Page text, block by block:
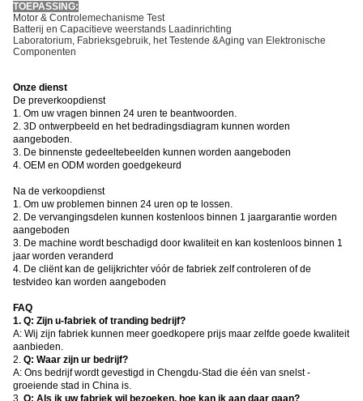
TOEPASSING:
Motor & Controlemechanisme Test
Batterij en Capacitieve weerstands Laadinrichting
Laboratorium, Fabrieksgebruik, het Testende &Aging van Elektronische
Componenten
Onze dienst
De preverkoopdienst
1. Om uw vragen binnen 24 uren te beantwoorden.
2. 3D ontwerpbeeld en het bedradingsdiagram kunnen worden
aangeboden.
3. De binnenste gedeeltebeelden kunnen worden aangeboden
4. OEM en ODM worden goedgekeurd
Na de verkoopdienst
1. Om uw problemen binnen 24 uren op te lossen.
2. De vervangingsdelen kunnen kostenloos binnen 1 jaargarantie worden
aangeboden
3. De machine wordt beschadigd door kwaliteit en kan kostenloos binnen 1
jaar worden veranderd
4. De cliënt kan de gelijkrichter vóór de fabriek zelf controleren of de
testvideo kan worden aangeboden
FAQ
1. Q: Zijn u-fabriek of tranding bedrijf?
A: Wij zijn fabriek kunnen meer goedkopere prijs maar zelfde goede kwaliteit
aanbieden.
2. Q: Waar zijn ur bedrijf?
A: Ons bedrijf wordt gevestigd in Chengdu-Stad die één van snelst -
groeiende stad in China is.
3. Q: Als ik uw fabriek wil bezoeken, hoe kan ik aan daar gaan?